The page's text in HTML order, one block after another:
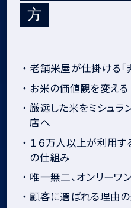
方
・ 老舗米屋が仕掛ける「
・ お米の価値観を変える
・ 厳選した米をミシュラ
店へ
・ １６万人以上が利用す
の仕組み
・ 唯一無二、オンリーワ
・ 顧客に選ばれる理由